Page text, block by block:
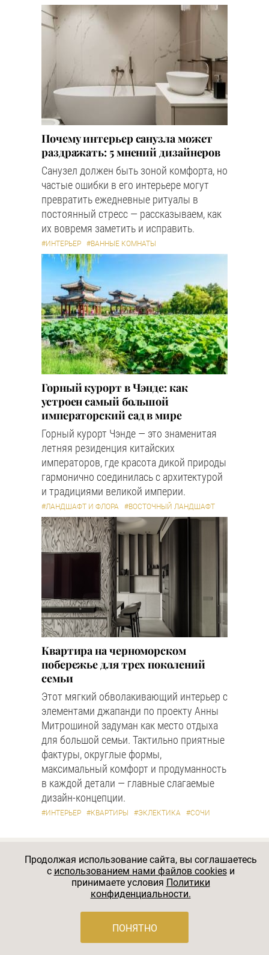
Почему интерьер санузла может
раздражать: 5 мнений дизайнеров
Санузел должен быть зоной комфорта, но
частые ошибки в его интерьере могут
превратить ежедневные ритуалы в
постоянный стресс — рассказываем, как
их вовремя заметить и исправить.
#ИНТЕРЬЕР #ВАННЫЕ КОМНАТЫ
Горный курорт в Чэнде: как
устроен самый большой
императорский сад в мире
Горный курорт Чэнде — это знаменитая
летняя резиденция китайских
императоров, где красота дикой природы
гармонично соединилась с архитектурой
и традициями великой империи.
#ЛАНДШАФТ И ФЛОРА #ВОСТОЧНЫЙ ЛАНДШАФТ
Квартира на черноморском
побережье для трех поколений
семьи
Этот мягкий обволакивающий интерьер с
элементами джапанди по проекту Анны
Митрошиной задуман как место отдыха
для большой семьи. Тактильно приятные
фактуры, округлые формы,
максимальный комфорт и продуманность
в каждой детали — главные слагаемые
дизайн-концепции.
#ИНТЕРЬЕР #КВАРТИРЫ #ЭКЛЕКТИКА #СОЧИ
Подпишитесь на рассылкуSalon
для архитекторов и дизайнеров
интерьера!
Продолжая использование сайта, вы соглашаетесь
c использованием нами файлов cookiesи
принимаете условия Политики
конфиденциальности.
ПОНЯТНО